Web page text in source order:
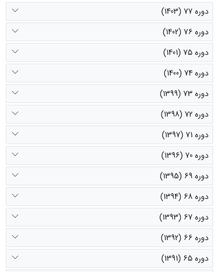
دوره 77 (1403)
دوره 76 (1402)
دوره 75 (1401)
دوره 74 (1400)
دوره 73 (1399)
دوره 72 (1398)
دوره 71 (1397)
دوره 70 (1396)
دوره 69 (1395)
دوره 68 (1394)
دوره 67 (1393)
دوره 66 (1392)
دوره 65 (1391)